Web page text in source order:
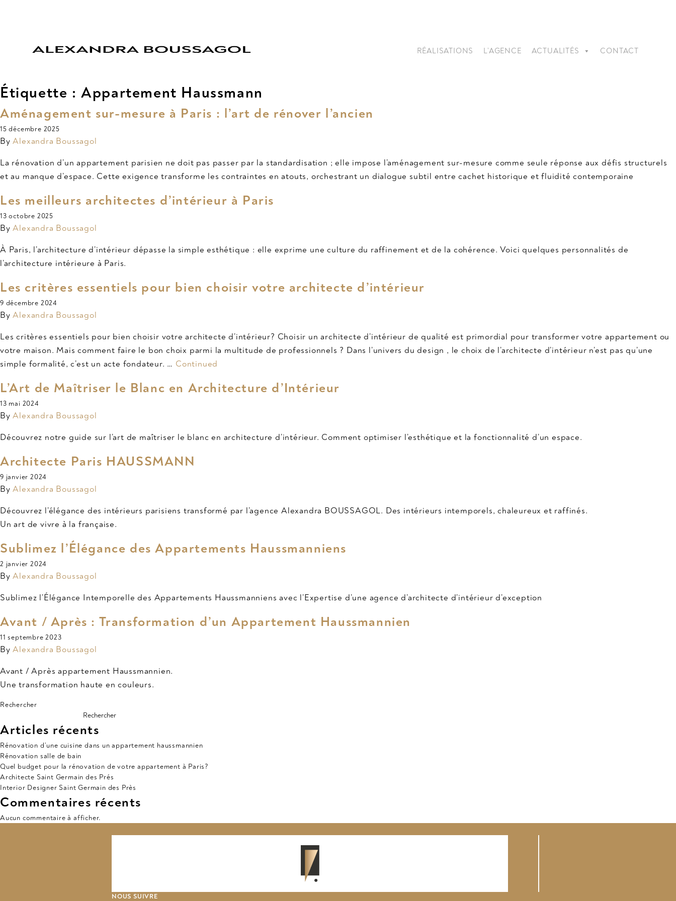
RÉALISATIONS L’AGENCE ACTUALITÉS CONTACT
Étiquette :Appartement Haussmann
Aménagement sur-mesure à Paris : l’art de rénover l’ancien
15 décembre 2025
By Alexandra Boussagol
La rénovation d’un appartement parisien ne doit pas passer par la standardisation ; elle impose l’aménagement sur-mesure comme seule réponse aux défis structurels
et au manque d’espace. Cette exigence transforme les contraintes en atouts, orchestrant un dialogue subtil entre cachet historique et fluidité contemporaine
Les meilleurs architectes d’intérieur à Paris
13 octobre 2025
By Alexandra Boussagol
À Paris, l’architecture d’intérieur dépasse la simple esthétique : elle exprime une culture du raffinement et de la cohérence. Voici quelques personnalités de
l’architecture intérieure à Paris.
Les critères essentiels pour bien choisir votre architecte d’intérieur
9 décembre 2024
By Alexandra Boussagol
Les critères essentiels pour bien choisir votre architecte d’intérieur? Choisir un architecte d’intérieur de qualité est primordial pour transformer votre appartement ou
votre maison. Mais comment faire le bon choix parmi la multitude de professionnels ? Dans l’univers du design , le choix de l’architecte d’intérieur n’est pas qu’une
simple formalité, c’est un acte fondateur. … Continued
L’Art de Maîtriser le Blanc en Architecture d’Intérieur
13 mai 2024
By Alexandra Boussagol
Découvrez notre guide sur l’art de maîtriser le blanc en architecture d’intérieur. Comment optimiser l’esthétique et la fonctionnalité d’un espace.
Architecte Paris HAUSSMANN
9 janvier 2024
By Alexandra Boussagol
Découvrez l’élégance des intérieurs parisiens transformé par l’agence Alexandra BOUSSAGOL. Des intérieurs intemporels, chaleureux et raffinés.
Un art de vivre à la française.
Sublimez l’Élégance des Appartements Haussmanniens
2 janvier 2024
By Alexandra Boussagol
Sublimez l’Élégance Intemporelle des Appartements Haussmanniens avec l’Expertise d’une agence d’architecte d’intérieur d’exception
Avant / Après : Transformation d’un Appartement Haussmannien
11 septembre 2023
By Alexandra Boussagol
Avant / Après appartement Haussmannien.
Une transformation haute en couleurs.
Rechercher
Rechercher
Articles récents
Rénovation d’une cuisine dans un appartement haussmannien
Rénovation salle de bain
Quel budget pour la rénovation de votre appartement à Paris?
Architecte Saint Germain des Prés
Interior Designer Saint Germain des Près
Commentaires récents
Aucun commentaire à afficher.
NOUS SUIVRE